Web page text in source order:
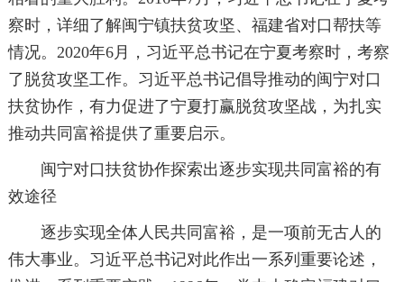
察时，详细了解闽宁镇扶贫攻坚、福建省对口帮扶等
情况。2020年6月，习近平总书记在宁夏考察时，考察
了脱贫攻坚工作。习近平总书记倡导推动的闽宁对口
扶贫协作，有力促进了宁夏打赢脱贫攻坚战，为扎实
推动共同富裕提供了重要启示。
闽宁对口扶贫协作探索出逐步实现共同富裕的有
效途径
逐步实现全体人民共同富裕，是一项前无古人的
伟大事业。习近平总书记对此作出一系列重要论述，